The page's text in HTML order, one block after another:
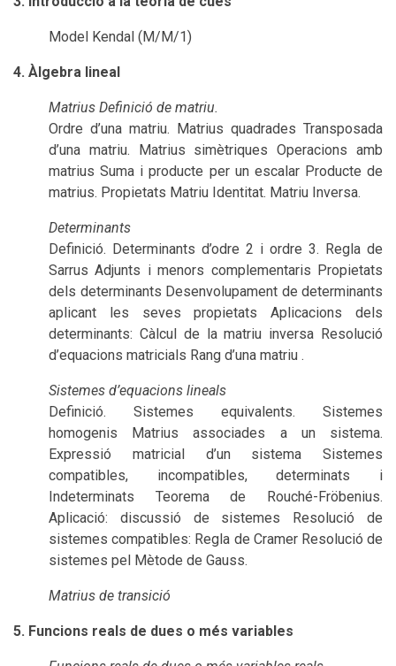
Model Kendal (M/M/1)
4. Àlgebra lineal
Matrius Definició de matriu.
Ordre d’una matriu. Matrius quadrades Transposada
d’una matriu. Matrius simètriques Operacions amb
matrius Suma i producte per un escalar Producte de
matrius. Propietats Matriu Identitat. Matriu Inversa.
Determinants
Definició. Determinants d’odre 2 i ordre 3. Regla de
Sarrus Adjunts i menors complementaris Propietats
dels determinants Desenvolupament de determinants
aplicant les seves propietats Aplicacions dels
determinants: Càlcul de la matriu inversa Resolució
d’equacions matricials Rang d’una matriu .
Sistemes d’equacions lineals
Definició. Sistemes equivalents. Sistemes
homogenis Matrius associades a un sistema.
Expressió matricial d’un sistema Sistemes
compatibles, incompatibles, determinats i
Indeterminats Teorema de Rouché-Fröbenius.
Aplicació: discussió de sistemes Resolució de
sistemes compatibles: Regla de Cramer Resolució de
sistemes pel Mètode de Gauss.
Matrius de transició
5. Funcions reals de dues o més variables